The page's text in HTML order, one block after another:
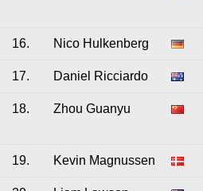
16. Nico Hulkenberg
17. Daniel Ricciardo
18. Zhou Guanyu
19. Kevin Magnussen